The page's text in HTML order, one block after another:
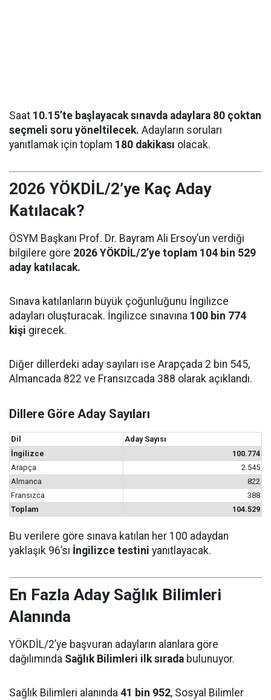
Saat 10.15’te başlayacak sınavda adaylara 80 çoktan
seçmeli soru yöneltilecek. Adayların soruları
yanıtlamak için toplam 180 dakikası olacak.
2026 YÖKDİL/2’ye Kaç Aday
Katılacak?
ÖSYM Başkanı Prof. Dr. Bayram Ali Ersoy’un verdiği
bilgilere göre 2026 YÖKDİL/2’ye toplam 104 bin 529
aday katılacak.
Sınava katılanların büyük çoğunluğunu İngilizce
adayları oluşturacak. İngilizce sınavına 100 bin 774
kişi girecek.
Diğer dillerdeki aday sayıları ise Arapçada 2 bin 545,
Almancada 822 ve Fransızcada 388 olarak açıklandı.
Dillere Göre Aday Sayıları
Dil
Aday Sayısı
İngilizce
100.774
Arapça
2.545
Almanca
822
Fransızca
388
Toplam
104.529
Bu verilere göre sınava katılan her 100 adaydan
yaklaşık 96’sı İngilizce testini yanıtlayacak.
En Fazla Aday Sağlık Bilimleri
Alanında
YÖKDİL/2’ye başvuran adayların alanlara göre
dağılımında Sağlık Bilimleri ilk sırada bulunuyor.
Sağlık Bilimleri alanında 41 bin 952, Sosyal Bilimler